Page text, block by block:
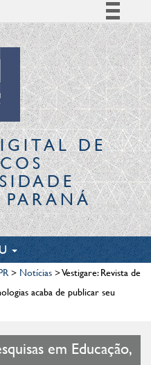
Simplifique!
Comunica BR
Participe
Acesso à informação
Legislação
CanaisDE
> Notícias>Vestigare: Revista de
acaba de publicar seu
em Educação,